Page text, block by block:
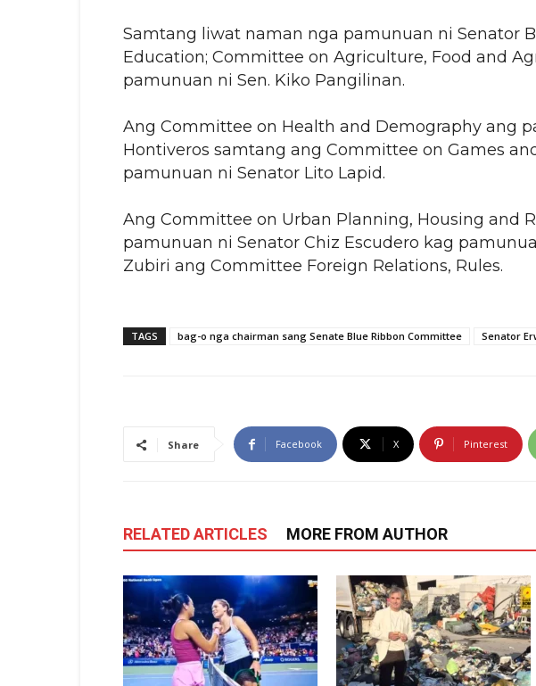
Samtang liwat naman nga pamunuan ni Senator
Education; Committee on Agriculture, Food and
pamunuan ni Sen. Kiko Pangilinan.
Ang Committee on Health and Demography ang
Hontiveros samtang ang Committee on Games
pamunuan ni Senator Lito Lapid.
Ang Committee on Urban Planning, Housing and
pamunuan ni Senator Chiz Escudero kag
Zubiri ang Committee Foreign Relations, Rules.
TAGS bag-o nga chairman sang Senate Blue Ribbon Committee Senator
Share Facebook X Pinterest
RELATED ARTICLES MORE FROM AUTHOR